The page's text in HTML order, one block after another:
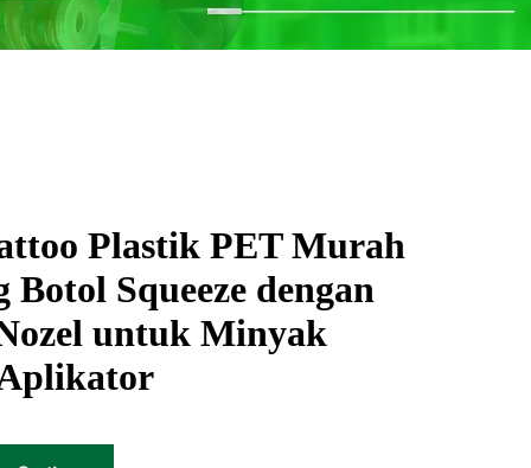
Plastik PET Murah
Botol Squeeze dengan
untuk Minyak